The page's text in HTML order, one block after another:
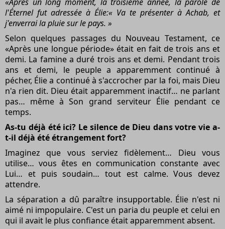
l'Éternel fut adressée à Élie:« Va te présenter à Achab, et
j'enverrai la pluie sur le pays. »
Selon quelques passages du Nouveau Testament, ce
«Après une longue période» était en fait de trois ans et
demi. La famine a duré trois ans et demi. Pendant trois
ans et demi, le peuple a apparemment continué à
pécher, Élie a continué à s'accrocher par la foi, mais Dieu
n'a rien dit. Dieu était apparemment inactif… ne parlant
pas… même à Son grand serviteur Élie pendant ce
temps.
As-tu déjà été ici? Le silence de Dieu dans votre vie a-
t-il déjà été étrangement fort?
Imaginez que vous serviez fidèlement… Dieu vous
utilise… vous êtes en communication constante avec
Lui… et puis soudain… tout est calme. Vous devez
attendre.
La séparation a dû paraître insupportable. Élie n'est ni
aimé ni impopulaire. C'est un paria du peuple et celui en
qui il avait le plus confiance était apparemment absent.